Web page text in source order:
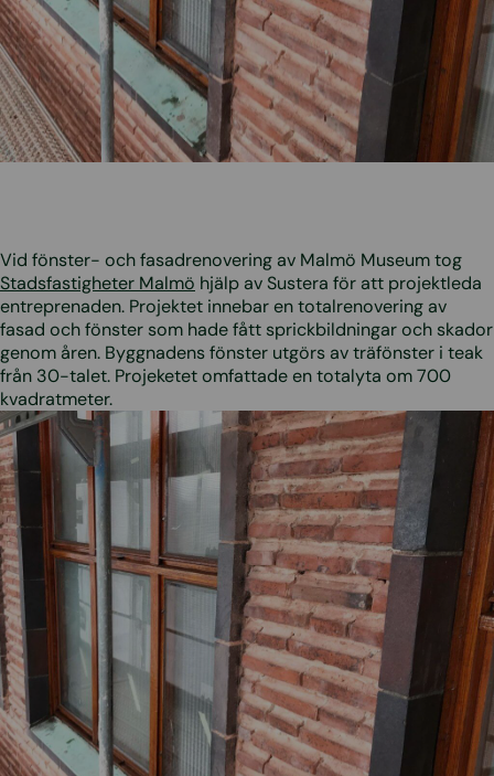
Vid fönster- och fasadrenovering av Malmö Museum tog
Stadsfastigheter Malmö hjälp av Sustera för att projektleda
entreprenaden. Projektet innebar en totalrenovering av
fasad och fönster som hade fått sprickbildningar och skador
genom åren. Byggnadens fönster utgörs av träfönster i teak
från 30-talet. Projeketet omfattade en totalyta om 700
kvadratmeter.